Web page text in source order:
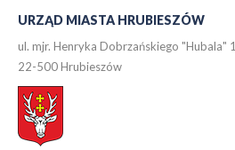
URZĄD MIASTA HRUBIESZÓW
ul. mjr. Henryka Dobrzańskiego "Hubala" 1
22-500 Hrubieszów